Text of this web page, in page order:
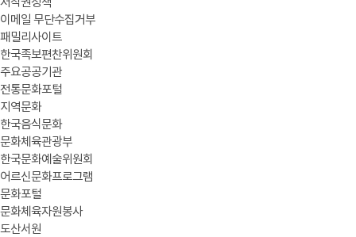
이메일 무단수집거부
패밀리사이트
한국족보편찬위원회
주요공공기관
전통문화포털
지역문화
한국음식문화
문화체육관광부
한국문화예술위원회
어르신문화프로그램
문화포털
문화체육자원봉사
도산서원